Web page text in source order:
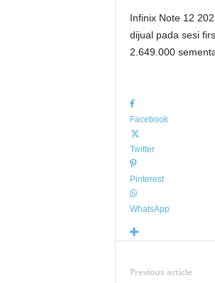
Infinix Note 12
dijual pada sesi
2.649.000
Facebook
Twitter
Pinterest
WhatsApp
Previous article